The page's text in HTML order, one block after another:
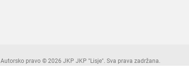
Autorsko pravo © 2026 JKP JKP "Lisje". Sva prava zadržana.